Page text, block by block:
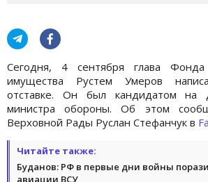
Сегодня, 4 сентября глава Фонда
имущества Рустем Умеров
отставке. Он был кандидатом на
министра обороны. Об этом
Верховной Рады Руслан Стефанчук в
Читайте также:
Буданов: РФ в первые дни войны
авиации ВСУ